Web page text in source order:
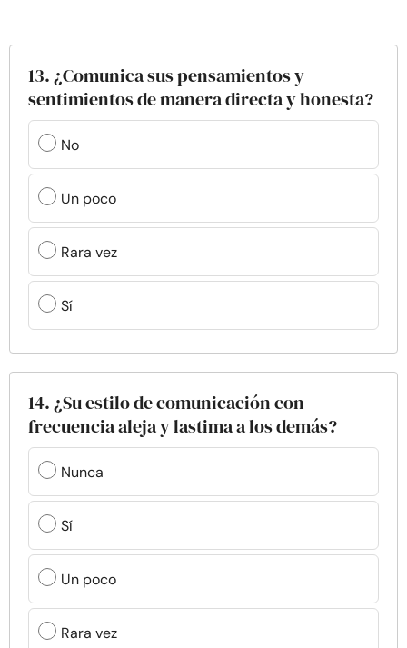
13. ¿Comunica sus pensamientos y
sentimientos de manera directa y honesta?
No
Un poco
Rara vez
Sí
14. ¿Su estilo de comunicación con
frecuencia aleja y lastima a los demás?
Nunca
Sí
Un poco
Rara vez